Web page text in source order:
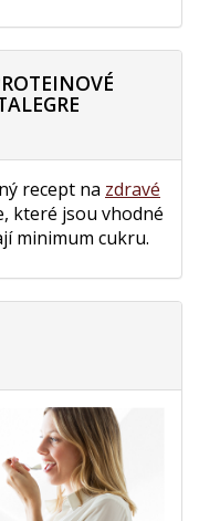
recept na zdravé
které jsou vhodné
minimum cukru.